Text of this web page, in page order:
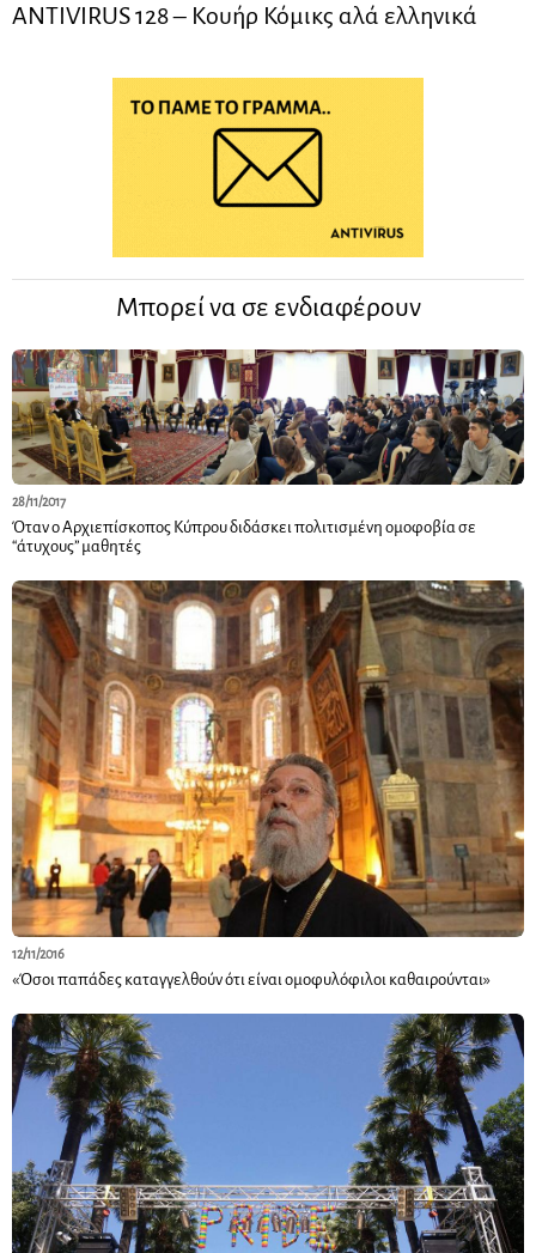
ANTIVIRUS 128 – Kουήρ Κόμικς αλά ελληνικά
Μπορεί να σε ενδιαφέρουν
28/11/2017
Όταν ο Αρχιεπίσκοπος Κύπρου διδάσκει πολιτισμένη ομοφοβία σε
“άτυχους” μαθητές
12/11/2016
«Όσοι παπάδες καταγγελθούν ότι είναι ομοφυλόφιλοι καθαιρούνται»